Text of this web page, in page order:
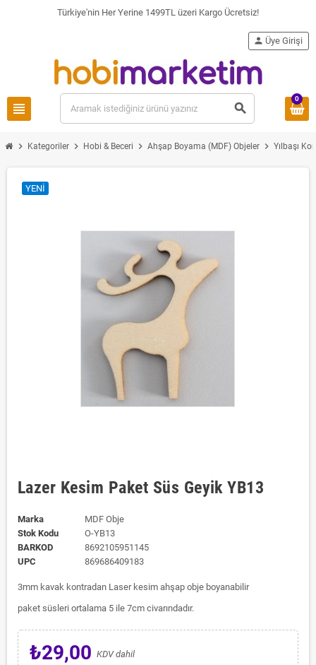
Türkiye'nin Her Yerine 1499TL üzeri Kargo Ücretsiz!
view_headline search
person Üye Girişi
0
chevron_right Kategoriler chevron_right Hobi & Beceri chevron_right Ahşap Boyama (MDF) Objeler chevron_right Yılbaşı
YENI
Lazer Kesim Paket Süs Geyik YB13
Marka
MDF Obje
Stok Kodu
O-YB13
BARKOD
8692105951145
UPC
869686409183
3mm kavak kontradan Laser kesim ahşap obje boyanabilir
paket süsleri ortalama 5 ile 7cm civarındadır.
₺29,00 KDV dahil